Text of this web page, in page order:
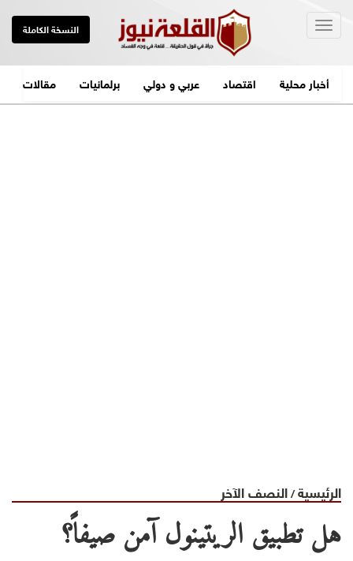
النسخة الكاملة
أخبار محلية اقتصاد عربي و دولي برلمانيات مقالات
الرئيسية/النصف الآخر
هل تطبيق الريتينول آمن صيفاً؟